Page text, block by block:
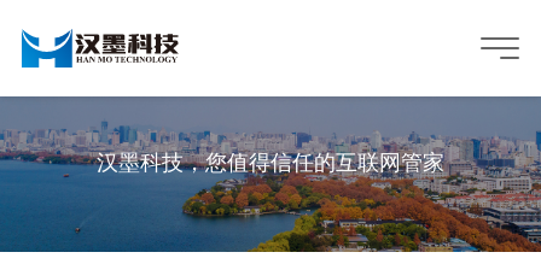
汉墨科技，您值得信任的互联网管家